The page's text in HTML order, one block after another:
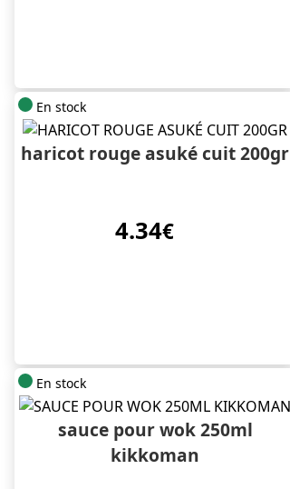
En stock
haricot rouge asuké cuit 200gr
4.34€
En stock
sauce pour wok 250ml
kikkoman